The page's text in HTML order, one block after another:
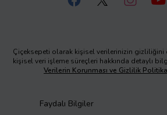
Çiçeksepeti olarak kişisel verilerinizin gizliliğini
kişisel veri işleme süreçleri hakkında detaylı
Verilerin Korunması ve Gizlilik
Faydalı Bilgiler